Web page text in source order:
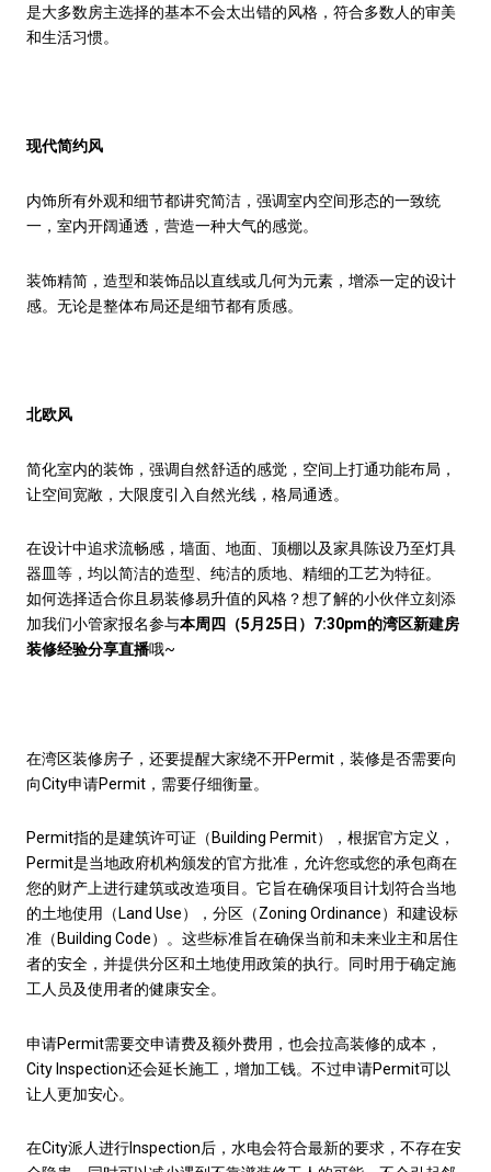
是大多数房主选择的基本不会太出错的风格，符合多数人的审美
和生活习惯。
现代简约风
内饰所有外观和细节都讲究简洁，强调室内空间形态的一致统
一，室内开阔通透，营造一种大气的感觉。
装饰精简，造型和装饰品以直线或几何为元素，增添一定的设计
感。无论是整体布局还是细节都有质感。
北欧风
简化室内的装饰，强调自然舒适的感觉，空间上打通功能布局，
让空间宽敞，大限度引入自然光线，格局通透。
在设计中追求流畅感，墙面、地面、顶棚以及家具陈设乃至灯具
器皿等，均以简洁的造型、纯洁的质地、精细的工艺为特征。
如何选择适合你且易装修易升值的风格？想了解的小伙伴立刻添
加我们小管家报名参与本周四（5月25日）7:30pm的湾区新建房
装修经验分享直播哦~
在湾区装修房子，还要提醒大家绕不开Permit，装修是否需要向
向City申请Permit，需要仔细衡量。
Permit指的是建筑许可证（Building Permit），根据官方定义，
Permit是当地政府机构颁发的官方批准，允许您或您的承包商在
您的财产上进行建筑或改造项目。它旨在确保项目计划符合当地
的土地使用（Land Use），分区（Zoning Ordinance）和建设标
准（Building Code）。这些标准旨在确保当前和未来业主和居住
者的安全，并提供分区和土地使用政策的执行。同时用于确定施
工人员及使用者的健康安全。
申请Permit需要交申请费及额外费用，也会拉高装修的成本，
City Inspection还会延长施工，增加工钱。不过申请Permit可以
让人更加安心。
在City派人进行Inspection后，水电会符合最新的要求，不存在安